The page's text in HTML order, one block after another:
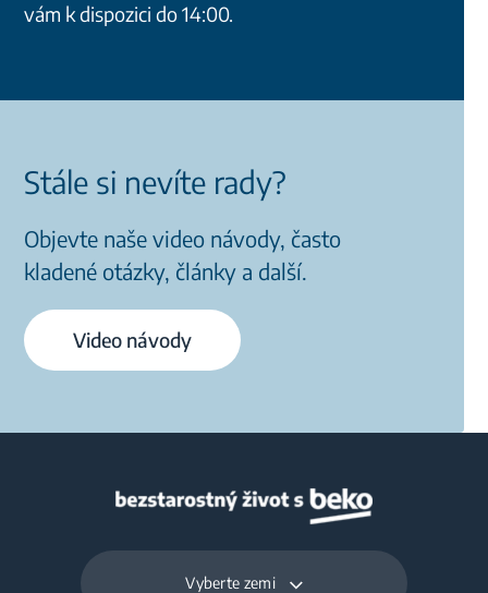
vám k dispozici do 14:00.
Stále si nevíte rady?
Objevte naše video návody, často
kladené otázky, články a další.
Video návody
Vyberte zemi